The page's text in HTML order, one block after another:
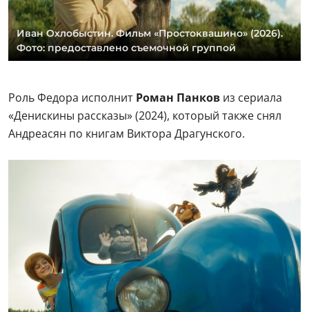
Иван Охлобыстин. Фильм «Простоквашино» (2026).
Фото: предоставлено съемочной группой
Роль Федора исполнит Роман Панков из сериала
«Денискины рассказы» (2024), который также снял
Андреасян по книгам Виктора Драгунского.